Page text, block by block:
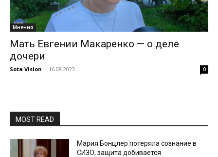
Мнения
Мать Евгении Макаренко — о деле
дочери
Sota Vision - 16.08.2023 0
MOST READ
Мария Бонцлер потеряла сознание в
СИЗО, защита добивается